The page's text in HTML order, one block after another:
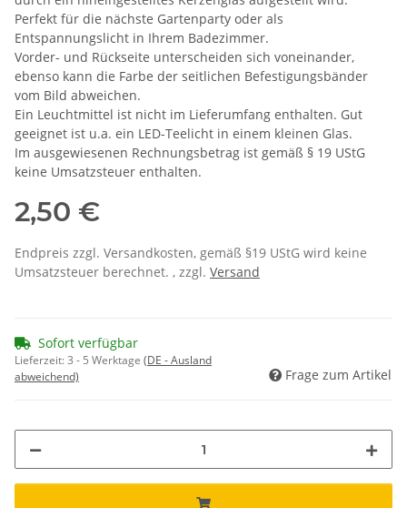
Perfekt für die nächste Gartenparty oder als
Entspannungslicht in Ihrem Badezimmer.
Vorder- und Rückseite unterscheiden sich voneinander,
ebenso kann die Farbe der seitlichen Befestigungsbänder
vom Bild abweichen.
Ein Leuchtmittel ist nicht im Lieferumfang enthalten. Gut
geeignet ist u.a. ein LED-Teelicht in einem kleinen Glas.
Im ausgewiesenen Rechnungsbetrag ist gemäß § 19 UStG
keine Umsatzsteuer enthalten.
2,50 €
Endpreis zzgl. Versandkosten, gemäß §19 UStG wird keine
Umsatzsteuer berechnet. , zzgl. Versand
Sofort verfügbar
Lieferzeit:3 - 5 Werktage (DE - Ausland
abweichend)
Frage zum Artikel